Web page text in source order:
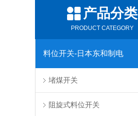
产品分类
PRODUCT CATEGORY
料位开关-日本东和制电
堵煤开关
阻旋式料位开关